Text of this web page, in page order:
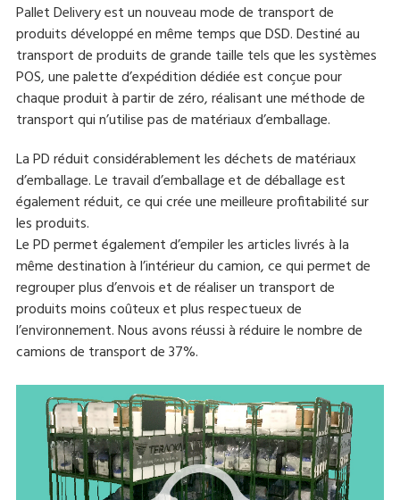
Pallet Delivery est un nouveau mode de transport de
produits développé en même temps que DSD. Destiné au
transport de produits de grande taille tels que les systèmes
POS, une palette d’expédition dédiée est conçue pour
chaque produit à partir de zéro, réalisant une méthode de
transport qui n’utilise pas de matériaux d’emballage.
La PD réduit considérablement les déchets de matériaux
d’emballage. Le travail d’emballage et de déballage est
également réduit, ce qui crée une meilleure profitabilité sur
les produits.
Le PD permet également d’empiler les articles livrés à la
même destination à l’intérieur du camion, ce qui permet de
regrouper plus d’envois et de réaliser un transport de
produits moins coûteux et plus respectueux de
l’environnement. Nous avons réussi à réduire le nombre de
camions de transport de 37%.